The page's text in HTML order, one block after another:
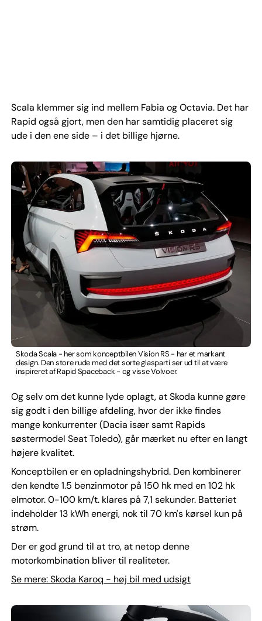
Scala klemmer sig ind mellem Fabia og Octavia. Det har
Rapid også gjort, men den har samtidig placeret sig
ude i den ene side – i det billige hjørne.
Skoda Scala - her som konceptbilen Vision RS - har et markant
design. Den store rude med det sorte glasparti ser ud til at være
inspireret af Rapid Spaceback - og visse Volvoer.
Og selv om det kunne lyde oplagt, at Skoda kunne gøre
sig godt i den billige afdeling, hvor der ikke findes
mange konkurrenter (Dacia især samt Rapids
søstermodel Seat Toledo), går mærket nu efter en langt
højere kvalitet.
Konceptbilen er en opladningshybrid. Den kombinerer
den kendte 1.5 benzinmotor på 150 hk med en 102 hk
elmotor. 0-100 km/t. klares på 7,1 sekunder. Batteriet
indeholder 13 kWh energi, nok til 70 km's kørsel kun på
strøm.
Der er god grund til at tro, at netop denne
motorkombination bliver til realiteter.
Se mere: Skoda Karoq - høj bil med udsigt